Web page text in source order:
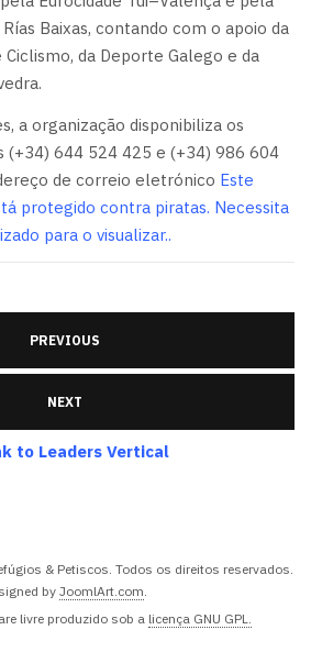
Baixas, contando com o apoio da
da Deporte Galego e da
a organização disponibiliza os
644 524 425 e (+34) 986 604
de correio eletrónico Este
protegido contra piratas. Necessita
para o visualizar..
PREVIOUS
NEXT
& Petiscos. Todos os direitos reservados.
by JoomlArt.com
livre produzido sob a licença GNU GPL.